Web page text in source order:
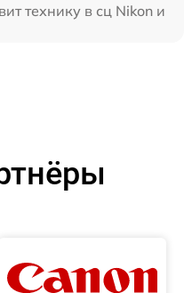
технику в сц Nikon и